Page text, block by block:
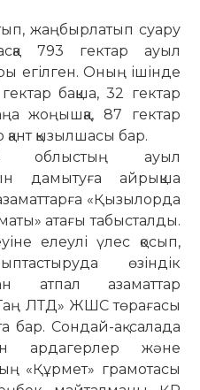
жаңбыр­латып суару
793 гектар ауыл
егілген. Оның ішінде
бақша, 32 гектар
жоңышқа, 87 гектар
қант қызылшасы бар.
облыстың ауыл
дамытуға айрықша
«Қызылорда
атағы табысталды.
елеулі үлес қосып,
өзіндік
атпал азаматтар
ЛТД» ЖШС төрағасы
бар. Сондай-ақ салада
ардагерлер және
«Құрмет» грамотасы